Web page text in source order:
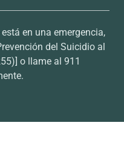
en una emergencia,
del Suicidio al
o llame al 911